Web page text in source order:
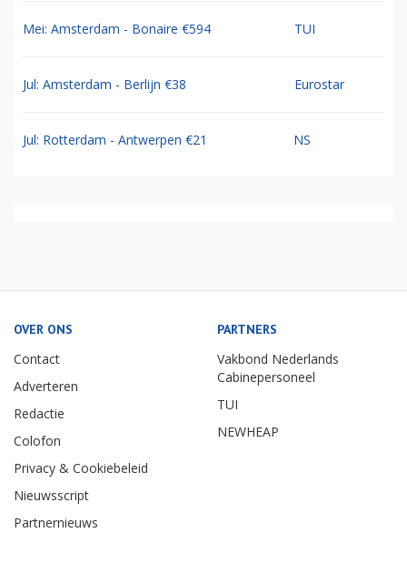
Mei: Amsterdam - Bonaire €594 TUI
Jul: Amsterdam - Berlijn €38 Eurostar
Jul: Rotterdam - Antwerpen €21 NS
OVER ONS
Contact
Adverteren
Redactie
Colofon
Privacy & Cookiebeleid
Nieuwsscript
Partnernieuws
PARTNERS
Vakbond Nederlands
Cabinepersoneel
TUI
NEWHEAP